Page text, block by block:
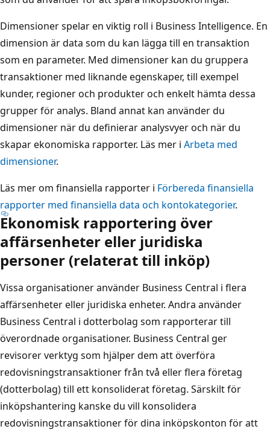
Dimensioner spelar en viktig roll i Business Intelligence. En
dimension är data som du kan lägga till en transaktion
som en parameter. Med dimensioner kan du gruppera
transaktioner med liknande egenskaper, till exempel
kunder, regioner och produkter och enkelt hämta dessa
grupper för analys. Bland annat kan använder du
dimensioner när du definierar analysvyer och när du
skapar ekonomiska rapporter. Läs mer i Arbeta med
dimensioner.
Läs mer om finansiella rapporter i Förbereda finansiella
rapporter med finansiella data och kontokategorier.
Ekonomisk rapportering över
affärsenheter eller juridiska
personer (relaterat till inköp)
Vissa organisationer använder Business Central i flera
affärsenheter eller juridiska enheter. Andra använder
Business Central i dotterbolag som rapporterar till
överordnade organisationer. Business Central ger
revisorer verktyg som hjälper dem att överföra
redovisningstransaktioner från två eller flera företag
(dotterbolag) till ett konsoliderat företag. Särskilt för
inköpshantering kanske du vill konsolidera
redovisningstransaktioner för dina inköpskonton för att